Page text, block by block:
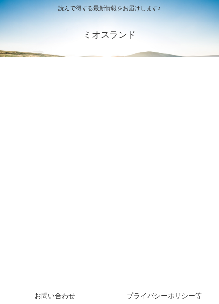
読んで得する最新情報をお届けします♪
ミオスランド
お問い合わせ プライバシーポリシー等